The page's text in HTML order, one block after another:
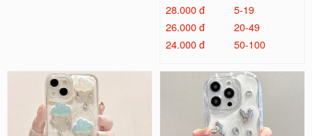
28.000 đ
5-19
26.000 đ
20-49
24.000 đ
50-100